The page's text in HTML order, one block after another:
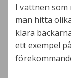
I vattnen
man hitta
klara
ett exempel